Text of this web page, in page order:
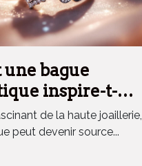
bague
inspire-t-
unique ?
de la haute joaillerie,
peut devenir source...